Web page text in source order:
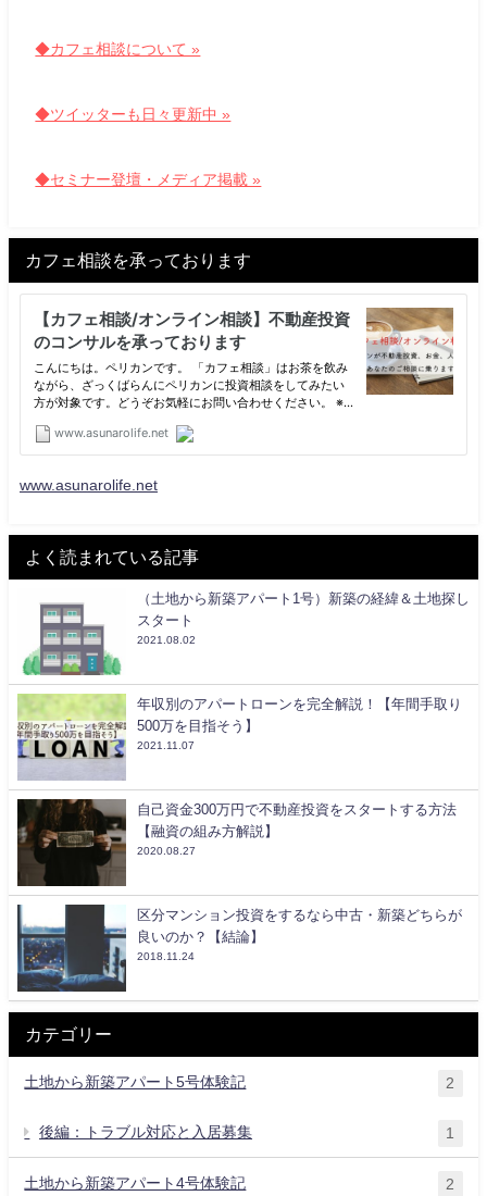
◆カフェ相談について »
◆ツイッターも日々更新中 »
◆セミナー登壇・メディア掲載 »
カフェ相談を承っております
www.asunarolife.net
よく読まれている記事
（土地から新築アパート1号）新築の経緯＆土地探し
スタート
2021.08.02
年収別のアパートローンを完全解説！【年間手取り
500万を目指そう】
2021.11.07
自己資金300万円で不動産投資をスタートする方法
【融資の組み方解説】
2020.08.27
区分マンション投資をするなら中古・新築どちらが
良いのか？【結論】
2018.11.24
カテゴリー
土地から新築アパート5号体験記 2
後編：トラブル対応と入居募集 1
土地から新築アパート4号体験記 2